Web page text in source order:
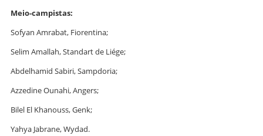
Meio-campistas:
Sofyan Amrabat, Fiorentina;
Selim Amallah, Standart de Liége;
Abdelhamid Sabiri, Sampdoria;
Azzedine Ounahi, Angers;
Bilel El Khanouss, Genk;
Yahya Jabrane, Wydad.